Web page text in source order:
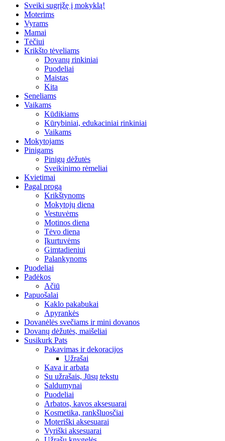
Sveiki sugrįžę į mokyklą!
Moterims
Vyrams
Mamai
Tėčiui
Krikšto tėveliams
Dovanų rinkiniai
Puodeliai
Maistas
Kita
Seneliams
Vaikams
Kūdikiams
Kūrybiniai, edukaciniai rinkiniai
Vaikams
Mokytojams
Pinigams
Pinigų dėžutės
Sveikinimo rėmeliai
Kvietimai
Pagal progą
Krikštynoms
Mokytojų diena
Vestuvėms
Motinos diena
Tėvo diena
Įkurtuvėms
Gimtadieniui
Palankynoms
Puodeliai
Padėkos
Ačiū
Papuošalai
Kaklo pakabukai
Apyrankės
Dovanėlės svečiams ir mini dovanos
Dovanų dėžutės, maišeliai
Susikurk Pats
Pakavimas ir dekoracijos
Užrašai
Kava ir arbata
Su užrašais, Jūsų tekstu
Saldumynai
Puodeliai
Arbatos, kavos aksesuarai
Kosmetika, rankšluosčiai
Moteriški aksesuarai
Vyriški aksesuarai